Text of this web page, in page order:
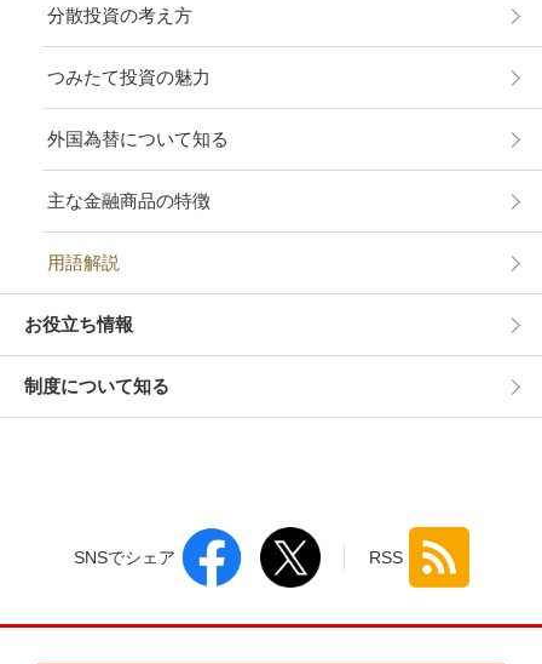
分散投資の考え方
つみたて投資の魅力
外国為替について知る
主な金融商品の特徴
用語解説
お役立ち情報
制度について知る
SNSでシェア RSS